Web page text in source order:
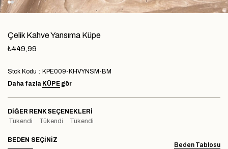
Çelik Kahve Yansıma Küpe
₺449,99
Stok Kodu
KPE009-KHVYNSM-BM
Daha fazla KÜPE gör
DIĞER RENK SEÇENEKLERI
Tükendi
Tükendi Tükendi
Beden Tablosu
BEDEN